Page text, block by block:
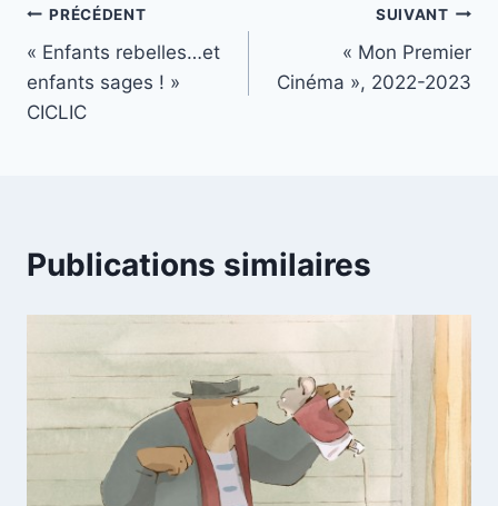
Navigation
de
l’article
PRÉCÉDENT
« Enfants rebelles…et
enfants sages ! »
CICLIC
SUIVANT
« Mon Premier
Cinéma », 2022-2023
Publications similaires